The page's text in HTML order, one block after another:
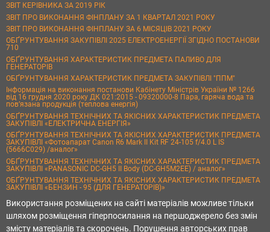
ЗВІТ КЕРІВНИКА ЗА 2019 РІК
ЗВІТ ПРО ВИКОНАННЯ ФІНПЛАНУ ЗА 1 КВАРТАЛ 2021 РОКУ
ЗВІТ ПРО ВИКОНАННЯ ФІНПЛАНУ ЗА 6 МІСЯЦІВ 2021 РОКУ
ОБҐРУНТУВАННЯ ЗАКУПІВЛІ 2025 ЕЛЕКТРОЕНЕРГІЇ ЗГІДНО ПОСТАНОВИ
710
ОБҐРУНТУВАННЯ ХАРАКТЕРИСТИК ПРЕДМЕТА ПАЛИВО ДЛЯ
ГЕНЕРАТОРІВ
ОБҐРУНТУВАННЯ ХАРАКТЕРИСТИК ПРЕДМЕТА ЗАКУПІВЛІ "ППМ"
Інформація на виконання постанови Кабінету Міністрів України № 1266
від 16 грудня 2020 року ДК 021:2015 - 09320000-8 Пара, гаряча вода та
пов’язана продукція (теплова енергія)
ОБҐРУНТУВАННЯ ТЕХНІЧНИХ ТА ЯКІСНИХ ХАРАКТЕРИСТИК ПРЕДМЕТА
ЗАКУПІВЛІ «ЕЛЕКТРИЧНА ЕНЕРГІЯ»
ОБҐРУНТУВАННЯ ТЕХНІЧНИХ ТА ЯКІСНИХ ХАРАКТЕРИСТИК ПРЕДМЕТА
ЗАКУПІВЛІ «Фотоапарат Canon R6 Mark II Kit RF 24-105 f/4.0 L IS
(5666C029) /аналог»
ОБҐРУНТУВАННЯ ТЕХНІЧНИХ ТА ЯКІСНИХ ХАРАКТЕРИСТИК ПРЕДМЕТА
ЗАКУПІВЛІ «PANASONIC DC-GH5 II Body (DC-GH5M2EE) / аналог»
ОБҐРУНТУВАННЯ ТЕХНІЧНИХ ТА ЯКІСНИХ ХАРАКТЕРИСТИК ПРЕДМЕТА
ЗАКУПІВЛІ «БЕНЗИН - 95 (ДЛЯ ГЕНЕРАТОРІВ)»
Використання розміщених на сайті матеріалів можливе тільки
шляхом розміщення гіперпосилання на першоджерело без змін
змісту матеріалів та скорочень. Порушення авторських прав